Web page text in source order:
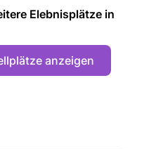
Elebnisplätze in
anzeigen